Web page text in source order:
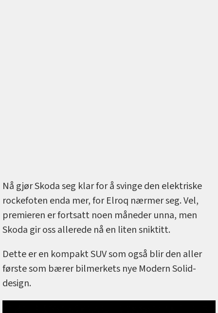
Nå gjør Skoda seg klar for å svinge den elektriske
rockefoten enda mer, for Elroq nærmer seg. Vel,
premieren er fortsatt noen måneder unna, men
Skoda gir oss allerede nå en liten sniktitt.
Dette er en kompakt SUV som også blir den aller
første som bærer bilmerkets nye Modern Solid-
design.